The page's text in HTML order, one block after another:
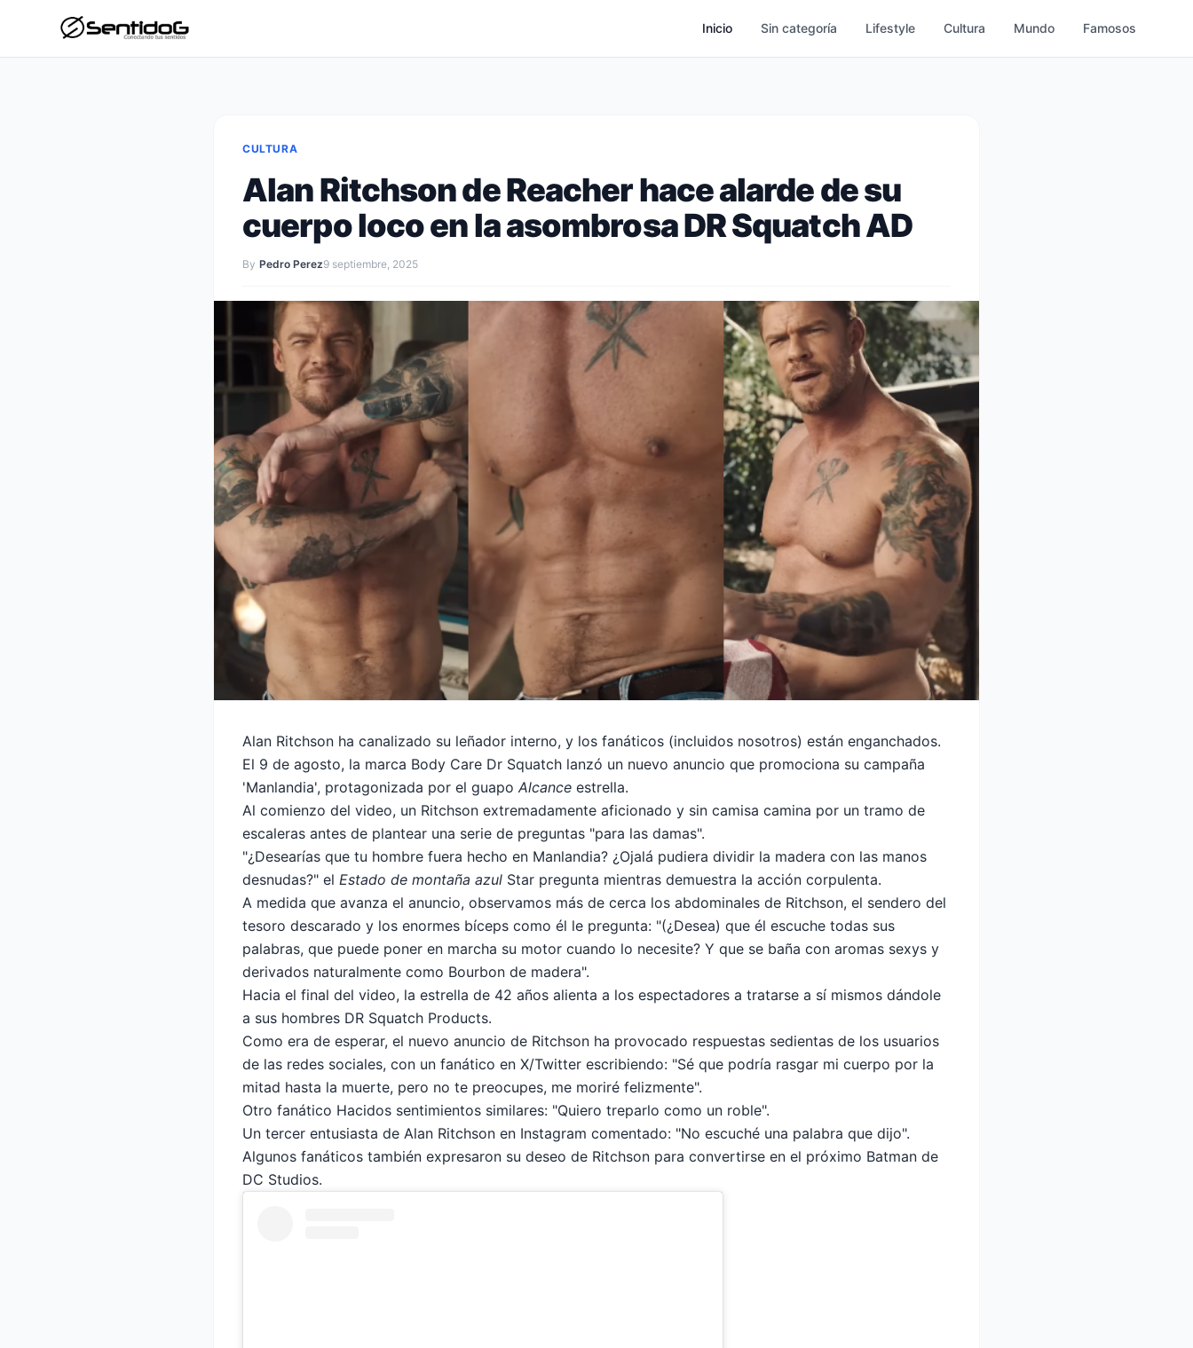
Inicio Sin categoría Lifestyle Cultura Mundo Famosos
CULTURA
Alan Ritchson de Reacher hace alarde de su
cuerpo loco en la asombrosa DR Squatch AD
By Pedro Perez9 septiembre, 2025
Alan Ritchson ha canalizado su leñador interno, y los fanáticos (incluidos nosotros) están enganchados.
El 9 de agosto, la marca Body Care Dr Squatch lanzó un nuevo anuncio que promociona su campaña
'Manlandia', protagonizada por el guapo Alcance estrella.
Al comienzo del video, un Ritchson extremadamente aficionado y sin camisa camina por un tramo de
escaleras antes de plantear una serie de preguntas "para las damas".
"¿Desearías que tu hombre fuera hecho en Manlandia? ¿Ojalá pudiera dividir la madera con las manos
desnudas?" el Estado de montaña azul Star pregunta mientras demuestra la acción corpulenta.
A medida que avanza el anuncio, observamos más de cerca los abdominales de Ritchson, el sendero del
tesoro descarado y los enormes bíceps como él le pregunta: "(¿Desea) que él escuche todas sus
palabras, que puede poner en marcha su motor cuando lo necesite? Y que se baña con aromas sexys y
derivados naturalmente como Bourbon de madera".
Hacia el final del video, la estrella de 42 años alienta a los espectadores a tratarse a sí mismos dándole
a sus hombres DR Squatch Products.
Como era de esperar, el nuevo anuncio de Ritchson ha provocado respuestas sedientas de los usuarios
de las redes sociales, con un fanático en X/Twitter escribiendo: "Sé que podría rasgar mi cuerpo por la
mitad hasta la muerte, pero no te preocupes, me moriré felizmente".
Otro fanático Hacidos sentimientos similares: "Quiero treparlo como un roble".
Un tercer entusiasta de Alan Ritchson en Instagram comentado: "No escuché una palabra que dijo".
Algunos fanáticos también expresaron su deseo de Ritchson para convertirse en el próximo Batman de
DC Studios.